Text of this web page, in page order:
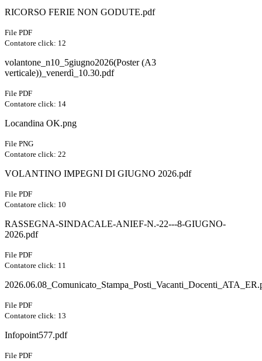
RICORSO FERIE NON GODUTE.pdf
File PDF
Contatore click: 12
volantone_n10_5giugno2026(Poster (A3
verticale))_venerdì_10.30.pdf
File PDF
Contatore click: 14
Locandina OK.png
File PNG
Contatore click: 22
VOLANTINO IMPEGNI DI GIUGNO 2026.pdf
File PDF
Contatore click: 10
RASSEGNA-SINDACALE-ANIEF-N.-22---8-GIUGNO-
2026.pdf
File PDF
Contatore click: 11
File PDF
Contatore click: 13
Infopoint577.pdf
File PDF